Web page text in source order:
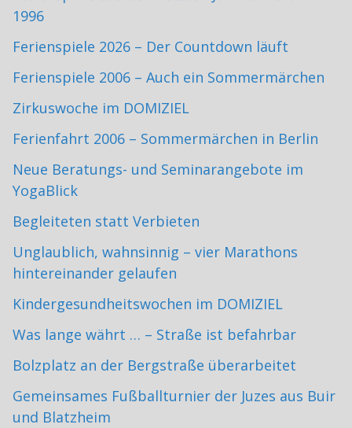
1996
Ferienspiele 2026 – Der Countdown läuft
Ferienspiele 2006 – Auch ein Sommermärchen
Zirkuswoche im DOMIZIEL
Ferienfahrt 2006 – Sommermärchen in Berlin
Neue Beratungs- und Seminarangebote im
YogaBlick
Begleiteten statt Verbieten
Unglaublich, wahnsinnig – vier Marathons
hintereinander gelaufen
Kindergesundheitswochen im DOMIZIEL
Was lange währt … – Straße ist befahrbar
Bolzplatz an der Bergstraße überarbeitet
Gemeinsames Fußballturnier der Juzes aus Buir
und Blatzheim